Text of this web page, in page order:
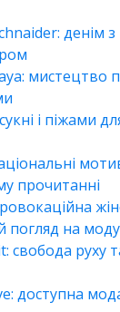
денім з
мистецтво
і піжами
прочитанні
погляд на моду
свобода руху
доступна